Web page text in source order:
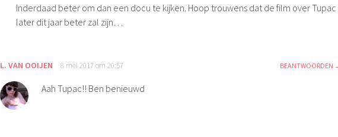
Inderdaad beter om dan een docu te kijken. Hoop trouwens dat de film over Tupac
later dit jaar beter zal zijn…
L. VAN OOIJEN 8 mei 2017 om 20:57 BEANTWOORDEN
Aah Tupac!! Ben benieuwd